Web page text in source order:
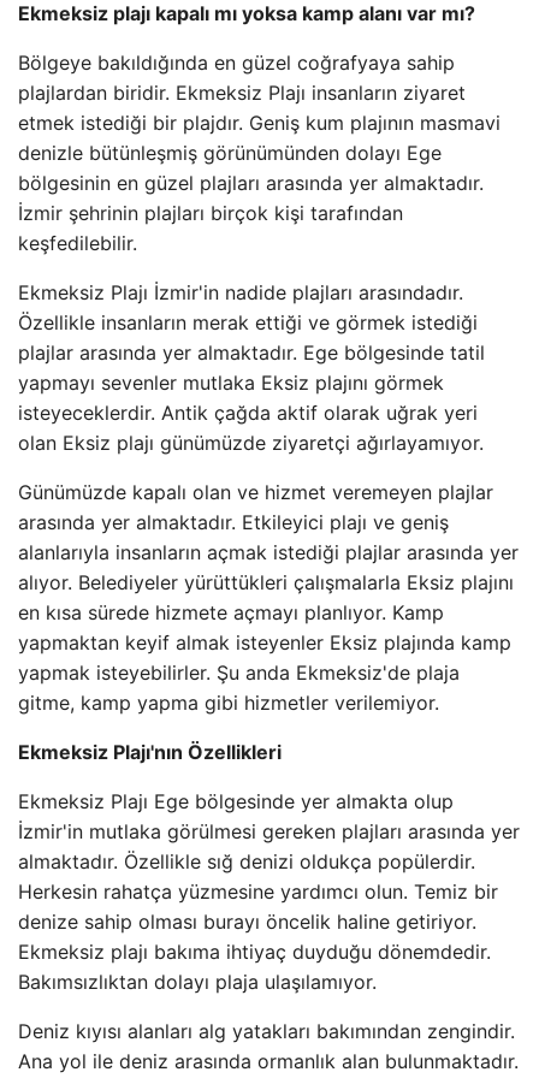
Ekmeksiz plajı kapalı mı yoksa kamp alanı var mı?
Bölgeye bakıldığında en güzel coğrafyaya sahip
plajlardan biridir. Ekmeksiz Plajı insanların ziyaret
etmek istediği bir plajdır. Geniş kum plajının masmavi
denizle bütünleşmiş görünümünden dolayı Ege
bölgesinin en güzel plajları arasında yer almaktadır.
İzmir şehrinin plajları birçok kişi tarafından
keşfedilebilir.
Ekmeksiz Plajı İzmir'in nadide plajları arasındadır.
Özellikle insanların merak ettiği ve görmek istediği
plajlar arasında yer almaktadır. Ege bölgesinde tatil
yapmayı sevenler mutlaka Eksiz plajını görmek
isteyeceklerdir. Antik çağda aktif olarak uğrak yeri
olan Eksiz plajı günümüzde ziyaretçi ağırlayamıyor.
Günümüzde kapalı olan ve hizmet veremeyen plajlar
arasında yer almaktadır. Etkileyici plajı ve geniş
alanlarıyla insanların açmak istediği plajlar arasında yer
alıyor. Belediyeler yürüttükleri çalışmalarla Eksiz plajını
en kısa sürede hizmete açmayı planlıyor. Kamp
yapmaktan keyif almak isteyenler Eksiz plajında ​​kamp
yapmak isteyebilirler. Şu anda Ekmeksiz'de plaja
gitme, kamp yapma gibi hizmetler verilemiyor.
Ekmeksiz Plajı'nın Özellikleri
Ekmeksiz Plajı Ege bölgesinde yer almakta olup
İzmir'in mutlaka görülmesi gereken plajları arasında yer
almaktadır. Özellikle sığ denizi oldukça popülerdir.
Herkesin rahatça yüzmesine yardımcı olun. Temiz bir
denize sahip olması burayı öncelik haline getiriyor.
Ekmeksiz plajı bakıma ihtiyaç duyduğu dönemdedir.
Bakımsızlıktan dolayı plaja ulaşılamıyor.
Deniz kıyısı alanları alg yatakları bakımından zengindir.
Ana yol ile deniz arasında ormanlık alan bulunmaktadır.